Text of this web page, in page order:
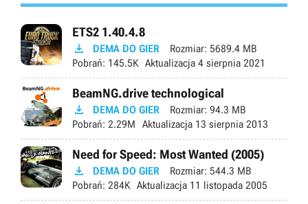
ETS2 1.40.4.8
 DEMA DO GIER Rozmiar: 5689.4 MB
Pobrań: 145.5K Aktualizacja 4 sierpnia 2021
BeamNG.drive technological
 DEMA DO GIER Rozmiar: 94.3 MB
Pobrań: 2.29M Aktualizacja 13 sierpnia 2013
Need for Speed: Most Wanted (2005)
 DEMA DO GIER Rozmiar: 544.3 MB
Pobrań: 284K Aktualizacja 11 listopada 2005